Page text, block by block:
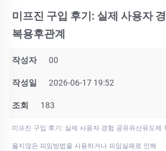
미프진 구입 후기: 실제 사용자
복용후관계
작성자 00
작성일 2026-06-17 19:52
조회 183
미프진 구입 후기: 실제 사용자 경험 공유유산유도제
옳지않은 피임방법을 사용하거나 피임실패로 인해